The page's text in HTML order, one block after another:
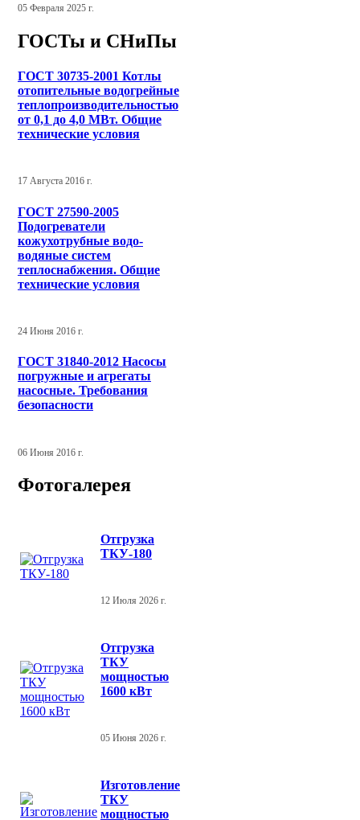
05 Февраля 2025 г.
ГОСТы и СНиПы
ГОСТ 30735-2001 Котлы
отопительные водогрейные
теплопроизводительностью
от 0,1 до 4,0 МВт. Общие
технические условия
17 Августа 2016 г.
ГОСТ 27590-2005
Подогреватели
кожухотрубные водо-
водяные систем
теплоснабжения. Общие
технические условия
24 Июня 2016 г.
ГОСТ 31840-2012 Насосы
погружные и агрегаты
насосные. Требования
безопасности
06 Июня 2016 г.
Фотогалерея
Отгрузка
ТКУ-180
12 Июля 2026 г.
Отгрузка
ТКУ
мощностью
1600 кВт
05 Июня 2026 г.
Изготовление
ТКУ
мощностью